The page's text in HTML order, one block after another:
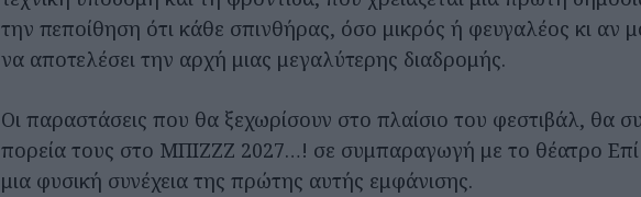
την πεποίθηση ότι κάθε σπινθήρας, όσο μικρός ή φευγαλέος κι αν
να αποτελέσει την αρχή μιας μεγαλύτερης διαδρομής.
Οι παραστάσεις που θα ξεχωρίσουν στο πλαίσιο του φεστιβάλ, θα
πορεία τους στο ΜΠΙΖΖΖ 2027…! σε συμπαραγωγή με το θέατρο
μια φυσική συνέχεια της πρώτης αυτής εμφάνισης.